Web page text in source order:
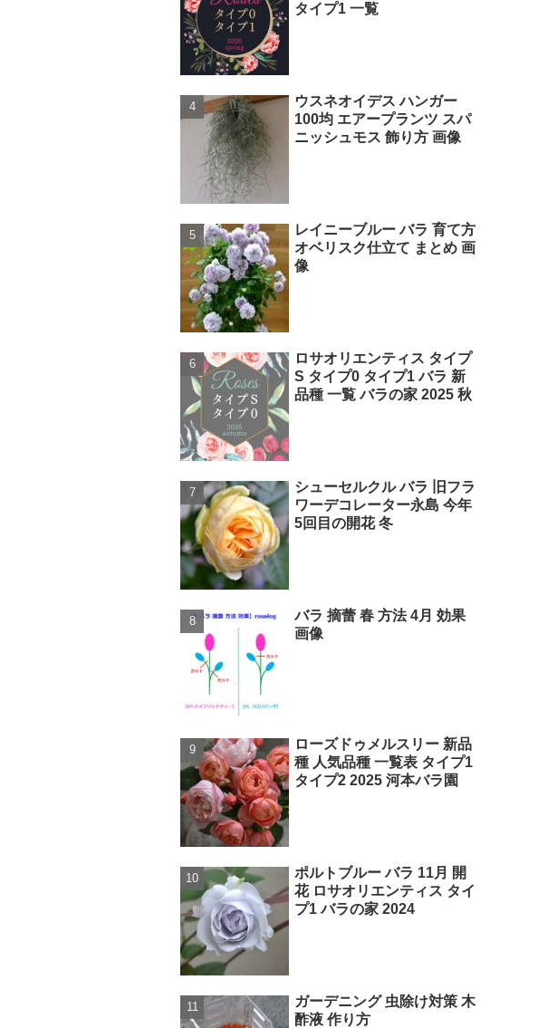
タイプ1 一覧
ウスネオイデス ハンガー
100均 エアープランツ スパ
ニッシュモス 飾り方 画像
レイニーブルー バラ 育て方
オベリスク仕立て まとめ 画
像
ロサオリエンティス タイプ
S タイプ0 タイプ1 バラ 新
品種 一覧 バラの家 2025 秋
シューセルクル バラ 旧フラ
ワーデコレーター永島 今年
5回目の開花 冬
バラ 摘蕾 春 方法 4月 効果
画像
ローズドゥメルスリー 新品
種 人気品種 一覧表 タイプ1
タイプ2 2025 河本バラ園
ポルトブルー バラ 11月 開
花 ロサオリエンティス タイ
プ1 バラの家 2024
ガーデニング 虫除け対策 木
酢液 作り方